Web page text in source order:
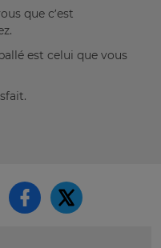
que c’est
est celui que vous